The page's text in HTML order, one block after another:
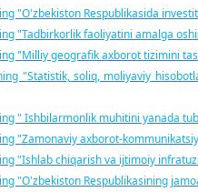
"O'zbekiston Respublikasida
"Tadbirkorlik faoliyatini amalga
"Milliy geografik axborot tizimini
"Statistik, soliq, moliyaviy
" Ishbilarmonlik muhitini yanada
"Zamonaviy axborot-
"Ishlab chiqarish va ijtimoiy
"O'zbekiston Respublikasining